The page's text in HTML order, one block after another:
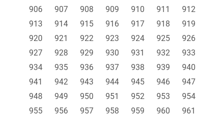
906
907 908 909 910 911
912
913
914 915 916 917 918
919
920
921 922 923 924 925
926
927
928 929 930 931 932
933
934
935 936 937 938 939
940
941
942 943 944 945 946
947
948
949 950 951 952 953
954
955
956 957 958 959 960
961